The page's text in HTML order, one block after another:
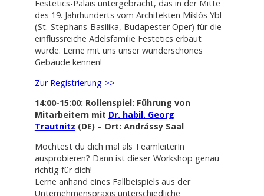
Festetics-Palais untergebracht, das in der Mitte
des 19. Jahrhunderts vom Architekten Miklós Ybl
(St.-Stephans-Basilika, Budapester Oper) für die
einflussreiche Adelsfamilie Festetics erbaut
wurde. Lerne mit uns unser wunderschönes
Gebäude kennen!
Zur Registrierung >>
14:00-15:00: Rollenspiel: Führung von
Mitarbeitern mit Dr. habil. Georg
Trautnitz (DE) – Ort: Andrássy Saal
Möchtest du dich mal als TeamleiterIn
ausprobieren? Dann ist dieser Workshop genau
richtig für dich!
Lerne anhand eines Fallbeispiels aus der
Unternehmenspraxis unterschiedliche